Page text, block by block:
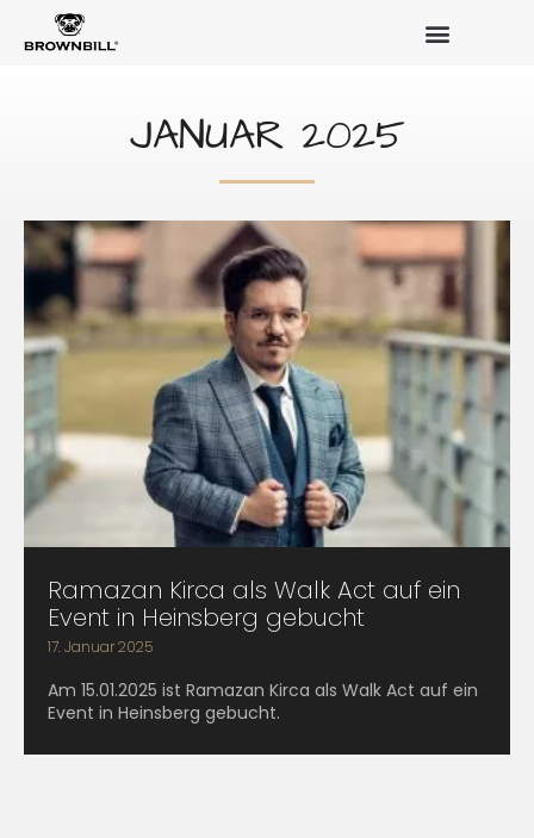
JANUAR 2025
Ramazan Kirca als Walk Act auf ein
Event in Heinsberg gebucht
17. Januar 2025
Am 15.01.2025 ist Ramazan Kirca als Walk Act auf ein
Event in Heinsberg gebucht.